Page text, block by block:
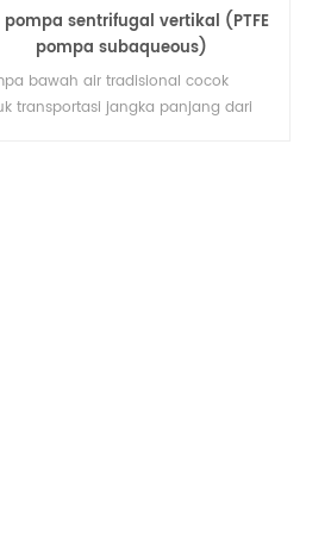
sentrifugal vertikal (PTFE
pompa subaqueous)
bawah air tradisional cocok
transportasi jangka panjang dari